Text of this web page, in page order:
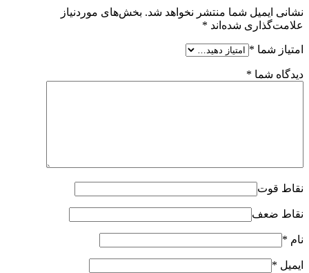
نشانی ایمیل شما منتشر نخواهد شد. بخش‌های موردنیاز
علامت‌گذاری شده‌اند *
امتیاز شما *
دیدگاه شما *
نقاط قوت
نقاط ضعف
نام *
ایمیل *